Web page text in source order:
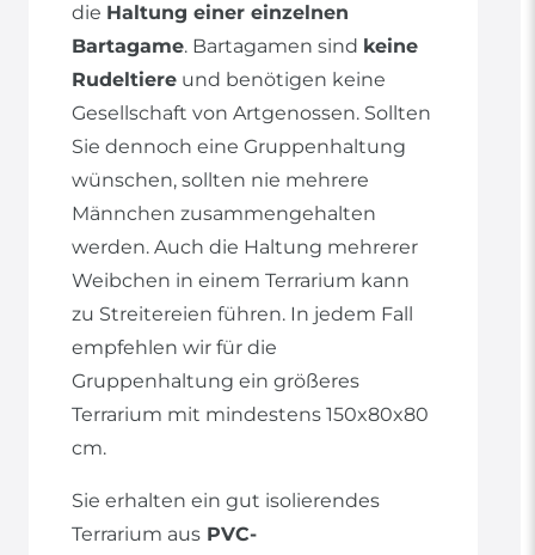
die Haltung einer einzelnen
Bartagame. Bartagamen sind keine
Rudeltiere und benötigen keine
Gesellschaft von Artgenossen. Sollten
Sie dennoch eine Gruppenhaltung
wünschen, sollten nie mehrere
Männchen zusammengehalten
werden. Auch die Haltung mehrerer
Weibchen in einem Terrarium kann
zu Streitereien führen. In jedem Fall
empfehlen wir für die
Gruppenhaltung ein größeres
Terrarium mit mindestens 150x80x80
cm.
Sie erhalten ein gut isolierendes
Terrarium aus PVC-